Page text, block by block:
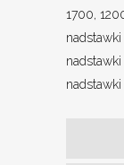
1700,